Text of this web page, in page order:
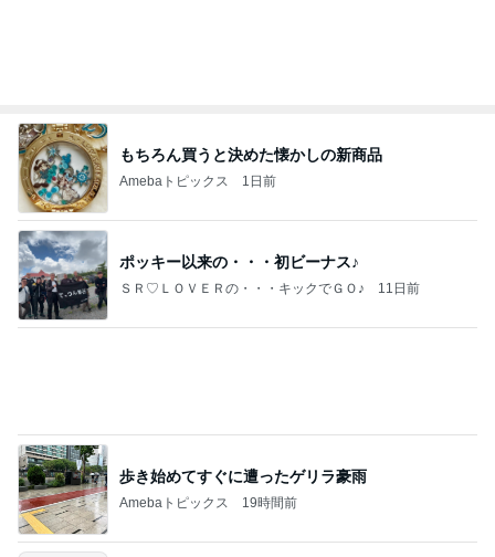
もちろん買うと決めた懐かしの新商品
Amebaトピックス 1日前
ポッキー以来の・・・初ビーナス♪
ＳＲ♡ＬＯＶＥＲの・・・キックでＧＯ♪ 11日前
歩き始めてすぐに遭ったゲリラ豪雨
Amebaトピックス 19時間前